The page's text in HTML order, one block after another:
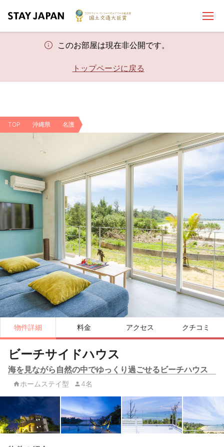
このお部屋は現在非公開です。
トップページに戻る
TOP 沖縄県 名護
物件詳細 料金 アクセス クチコミ
ビーチサイドハウス
海を見ながら自然の中でゆっくり過ごせるビーチハウス
ホームステイ型 4名